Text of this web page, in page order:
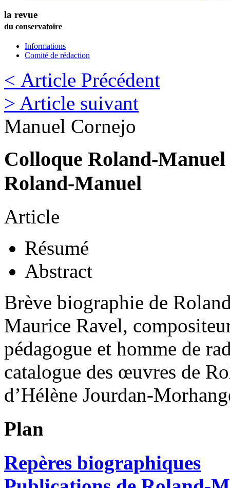
la revue
du conservatoire
Informations
Comité de rédaction
< Article Précédent
> Article suivant
Manuel Cornejo
Colloque Roland-Manuel
Roland-Manuel
Article
Résumé
Abstract
Brève biographie de
Maurice Ravel,
pédagogue et homme de
catalogue des œuvres de
d’Hélène Jourdan-
Plan
Repères biographiques